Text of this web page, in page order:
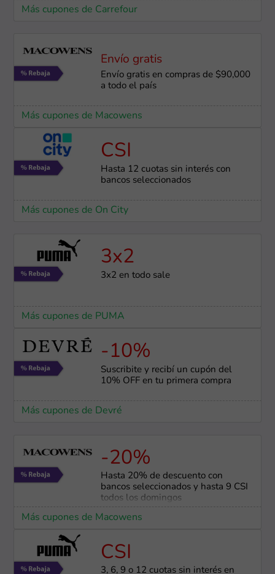
Más cupones de Carrefour
Envío gratis
Envío gratis en compras de $90,000
a todo el país
Más cupones de Macowens
CSI
Hasta 12 cuotas sin interés con
bancos seleccionados
Más cupones de On City
3x2
3x2 en todo sale
Más cupones de PUMA
-10%
Suscribite y recibí un cupón del
10% OFF en tu primera compra
Más cupones de Devré
-20%
Hasta 20% de descuento con
bancos seleccionados y hasta 9 CSI
todos los domingos
Más cupones de Macowens
CSI
3, 6, 9 o 12 cuotas sin interés en